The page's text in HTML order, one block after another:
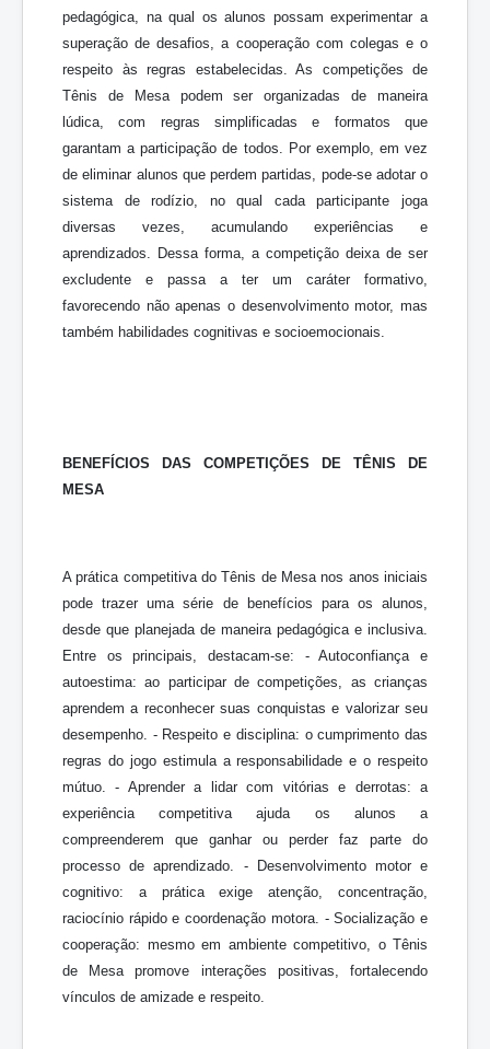
pedagógica, na qual os alunos possam experimentar a
superação de desafios, a cooperação com colegas e o
respeito às regras estabelecidas. As competições de
Tênis de Mesa podem ser organizadas de maneira
lúdica, com regras simplificadas e formatos que
garantam a participação de todos. Por exemplo, em vez
de eliminar alunos que perdem partidas, pode-se adotar o
sistema de rodízio, no qual cada participante joga
diversas vezes, acumulando experiências e
aprendizados. Dessa forma, a competição deixa de ser
excludente e passa a ter um caráter formativo,
favorecendo não apenas o desenvolvimento motor, mas
também habilidades cognitivas e socioemocionais.
BENEFÍCIOS DAS COMPETIÇÕES DE TÊNIS DE
MESA
A prática competitiva do Tênis de Mesa nos anos iniciais
pode trazer uma série de benefícios para os alunos,
desde que planejada de maneira pedagógica e inclusiva.
Entre os principais, destacam-se: - Autoconfiança e
autoestima: ao participar de competições, as crianças
aprendem a reconhecer suas conquistas e valorizar seu
desempenho. - Respeito e disciplina: o cumprimento das
regras do jogo estimula a responsabilidade e o respeito
mútuo. - Aprender a lidar com vitórias e derrotas: a
experiência competitiva ajuda os alunos a
compreenderem que ganhar ou perder faz parte do
processo de aprendizado. - Desenvolvimento motor e
cognitivo: a prática exige atenção, concentração,
raciocínio rápido e coordenação motora. - Socialização e
cooperação: mesmo em ambiente competitivo, o Tênis
de Mesa promove interações positivas, fortalecendo
vínculos de amizade e respeito.